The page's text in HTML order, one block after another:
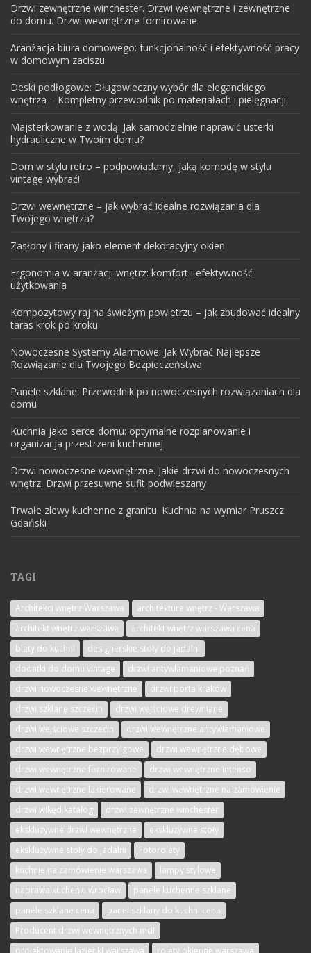
Drzwi zewnętrzne winchester. Drzwi wewnętrzne i zewnętrzne
do domu. Drzwi wewnętrzne fornirowane
Aranżacja biura domowego: funkcjonalność i efektywność pracy
w domowym zaciszu
Deski podłogowe: Długowieczny wybór dla eleganckiego
wnętrza – Kompletny przewodnik po materiałach i pielęgnacji
Majsterkowanie z wodą: Jak samodzielnie naprawić usterki
hydrauliczne w Twoim domu?
Dom w stylu retro – podpowiadamy, jaką komodę w stylu
vintage wybrać!
Drzwi wewnętrzne – jak wybrać idealne rozwiązania dla
Twojego wnętrza?
Zasłony i firany jako element dekoracyjny okien
Ergonomia w aranżacji wnętrz: komfort i efektywność
użytkowania
Kompozytowy raj na świeżym powietrzu – jak zbudować idealny
taras krok po kroku
Nowoczesne Systemy Alarmowe: Jak Wybrać Najlepsze
Rozwiązanie dla Twojego Bezpieczeństwa
Panele szklane: Przewodnik po nowoczesnych rozwiązaniach dla
domu
Kuchnia jako serce domu: optymalne rozplanowanie i
organizacja przestrzeni kuchennej
Drzwi nowoczesne wewnętrzne. Jakie drzwi do nowoczesnych
wnętrz. Drzwi przesuwne sufit podwieszany
Trwałe zlewy kuchenne z granitu. Kuchnia na wymiar Pruszcz
Gdański
TAGI
Architekci wnętrz Warszawa
architektura wnętrz - Warszawa
architekt wnętrz warszawa
architekt wnętrz warszawa cena
blaty do kuchni
designerskie stoły do jadalni
dodatki do domu vintage
drzwi antywłamaniowe poznań
drzwi nowoczesne wewnętrzne
drzwi porta kraków
drzwi szklane szczecin
drzwi wejściowe drewniane
drzwi wejściowe szczecin
drzwi wewnętrzne antywłamaniowe
drzwi wewnętrzne bezprzylgowe
drzwi wewnętrzne dębowe
drzwi wewnętrzne fornirowane
drzwi wewnętrzne intenso
drzwi wewnętrzne lakierowane
drzwi wewnętrzne na zamówienie
drzwi wikęd katalog
drzwi zewnętrzne winchester
ekskluzywne drzwi wewnętrzne
ekskluzywne stoły
ekskluzywne stoły do jadalni
Fotorolety
kuchnie na zamówienie warszawa
lampy stylowe
naprawa kuchenki wrocław
panele kuchenne szklane
panele szklane cena
panel szklany do kuchni cena
Producent drzwi wewnętrznych mdf
projektowanie łazienki warszawa
rolety okienne warszawa